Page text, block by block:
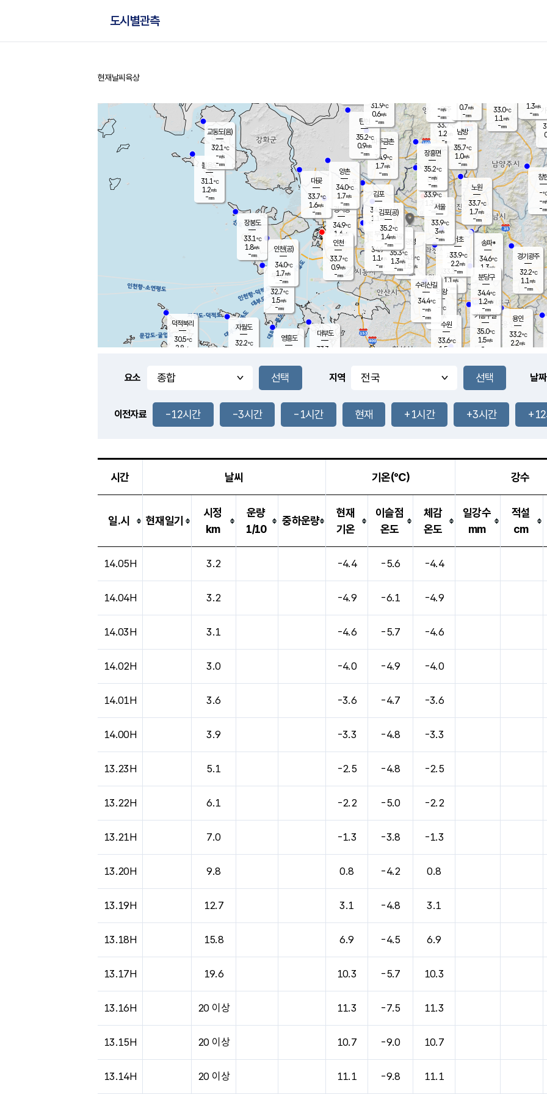
도시별관측
홈
현재날씨 육상
풍도
1.9m/s
무의도
32.7℃
1.5m/s
-mm
영흥도
볼음도
31.1℃
1.2m/s
-mm
자월도
32.2℃
양주
33.7℃
1.2
-mm
과천
33.3℃
1.1m/s
- mm
장봉도
33.1℃
1.8m/s
-mm
-mm
용인
33.2℃
2.2m/s
경기광주
32.2℃
1.1 m/s
-mm
32.5
℃
대부도
33.3
-
경서동
34.9℃
1.6 m/s
-mm
파주금촌
34.9℃
1.7m/s
-mm
33.0℃
1.1 m/s
-mm
대곶
33.7℃
1.6m/s
-mm
창
-℃
-m/
-mm
탄현
35.2℃
0.9m/s
-mm
1.3m/s
-mm
33.7℃
2.2m/s
-mm
의왕
- ℃
m/s
mm
김포
34.5℃
1.1 m/s
mm
광명
34.8 ℃
1.5 m/s
-mm
부천
34.9℃
1.1 m/s
-mm
-mm
양촌
34.0℃
1.7m/s
-mm
구로
35.3℃
1.3m/s
-mm
은평
33.9℃
1.3 m/s
- mm
노원
33.7℃
1.7m/s
-mm
송파*
34.6℃
1.3m/s
-mm
서초
33.9℃
2.2m/s
-mm
남방
35.7℃
1.0m/s
-mm
기흥구갈
35.0℃
1.5m/s
-
수리산길
34.4℃
-m/s
-mm
분당구
34.4℃
1.2m/s
-mm
장흥면
35.2℃
-m/s
-mm
-m/s
-mm
덕적북리
30.5℃
2.8 m/s
인천(공)
34.0℃
1.7m/s
-mm
김포(공)
35.2℃
1.4m/s
-mm
교동도(음)
32.1℃
-m/s
-mm
수원
33.6℃
1.5 m/s
인천
33.7℃
0.9m/s
-mm
서울
33.9℃
3m/s
-mm
31.9℃
0.6m/s
-mm
0.7m/s
-mm
요소 지역 날짜
이전자료 -12시간 -3시간 -1시간 현재 +1시간 +3시간
시간 날씨 기온(℃) 강수
일.시 현재일기
시정
km
운량
1/10
중하운량
현재
기온
이슬점
온도
체감
온도
일강수
mm
적설
cm
14.05H 3.2 -4.4 -5.6 -4.4
14.04H 3.2 -4.9 -6.1 -4.9
14.03H 3.1 -4.6 -5.7 -4.6
14.02H 3.0 -4.0 -4.9 -4.0
14.01H 3.6 -3.6 -4.7 -3.6
14.00H 3.9 -3.3 -4.8 -3.3
13.23H 5.1 -2.5 -4.8 -2.5
13.22H 6.1 -2.2 -5.0 -2.2
13.21H 7.0 -1.3 -3.8 -1.3
13.20H 9.8 0.8 -4.2 0.8
13.19H 12.7 3.1 -4.8 3.1
13.18H 15.8 6.9 -4.5 6.9
13.17H 19.6 10.3 -5.7 10.3
13.16H 20 이상 11.3 -7.5 11.3
13.15H 20 이상 10.7 -9.0 10.7
13.14H 20 이상 11.1 -9.8 11.1